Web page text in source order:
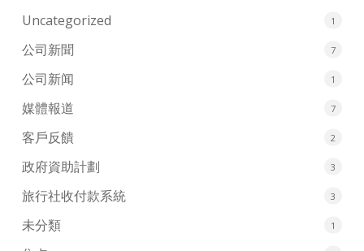
Uncategorized 1
公司新聞 7
公司新闻 1
媒體報道 7
客戶反饋 2
政府資助計劃 3
旅行社收付款系統 3
未分類 1